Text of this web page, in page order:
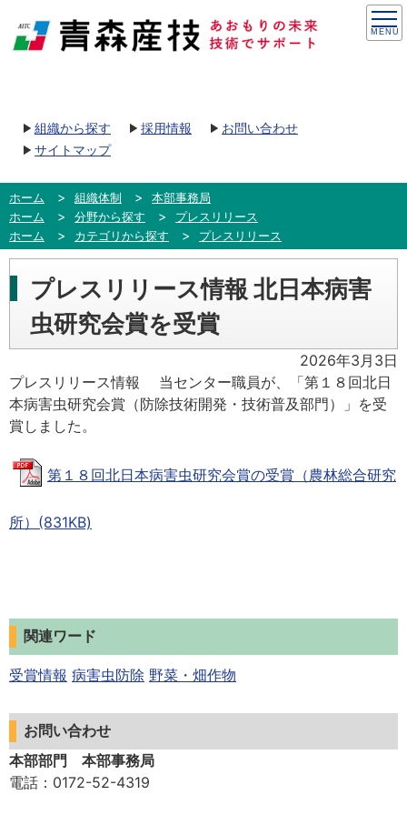
組織から探す 採用情報
お問い合わせ
サイトマップ
ホーム 組織体制
本部事務局
ホーム
分野から探す
プレスリリース
ホーム
カテゴリから探す プレスリリース
プレスリリース情報 北日本病害
虫研究会賞を受賞
2026年3月3日
プレスリリース情報 当センター職員が、「第１８回北日
本病害虫研究会賞（防除技術開発・技術普及部門）」を受
賞しました。
第１８回北日本病害虫研究会賞の受賞（農林総合研究
所）(831KB)
関連ワード
受賞情報 病害虫防除 野菜・畑作物
お問い合わせ
本部部門 本部事務局
電話 ：0172-52-4319